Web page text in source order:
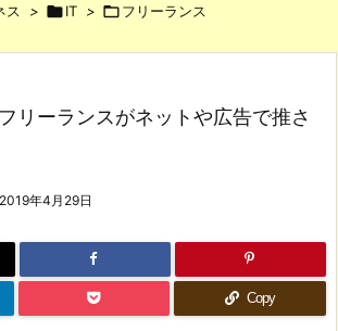
ス > IT > フリーランス
リーランスがネットや広告で推さ
2019年4月29日
Copy